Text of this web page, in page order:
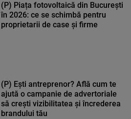
(P) Piața fotovoltaică din București
în 2026: ce se schimbă pentru
proprietarii de case și firme
(P) Ești antreprenor? Află cum te
ajută o campanie de advertoriale
să crești vizibilitatea și încrederea
brandului tău